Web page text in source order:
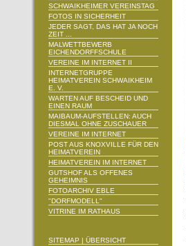
SCHWAIKHEIMER VEREINSTAG
FOTOS IN SICHERHEIT
JEDER SAGT, DAS HAT JA NOCH
ZEIT ...
MALWETTBEWERB
EICHENDORFFSCHULE
VEREINE IM INTERNET II
INTERNETGRUPPE
HEIMATVEREIN SCHWAIKHEIM
E. V.
WARTEN AUF BESCHEID UND
EINEN RAUM
MAIBAUM-AUFSTELLEN: AUCH
DIESMAL OHNE ZUSCHAUER
VEREINE IM INTERNET
POST AUS KNOXVILLE FÜR DEN
HEIMATVEREIN
HEIMATVEREIN IM INTERNET
GUTSHOF ALS OFFENES
GEHEIMNIS
FOTOARCHIV EBLE
"DORFMODELL"
VITRINE IM RATHAUS
SITEMAP | ÜBERSICHT